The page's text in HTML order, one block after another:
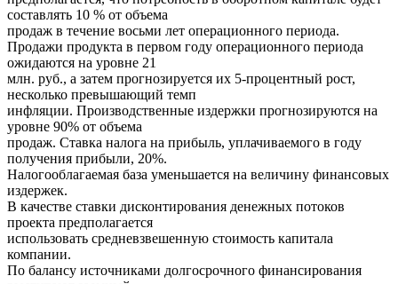
составлять 10 % от объема
продаж в течение восьми лет операционного периода.
Продажи продукта в первом году операционного периода
ожидаются на уровне 21
млн. руб., а затем прогнозируется их 5-процентный рост,
несколько превышающий темп
инфляции. Производственные издержки прогнозируются на
уровне 90% от объема
продаж. Ставка налога на прибыль, уплачиваемого в году
получения прибыли, 20%.
Налогооблагаемая база уменьшается на величину финансовых
издержек.
В качестве ставки дисконтирования денежных потоков
проекта предполагается
использовать средневзвешенную стоимость капитала
компании.
По балансу источниками долгосрочного финансирования